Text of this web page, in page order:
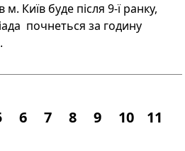
Київ буде після 9-ї ранку,
почнеться за годину
6 7 8 9 10 11